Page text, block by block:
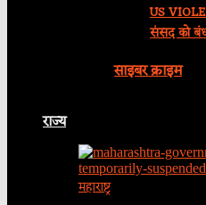
US
संसद को
साइबर क्राइम
राज्य
महाराष्ट्र